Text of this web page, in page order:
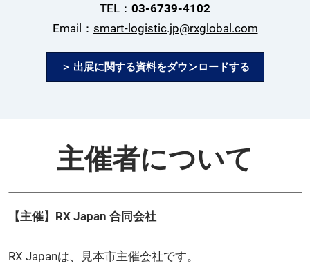
TEL： 03-6739-4102
Email： smart-logistic.jp@rxglobal.com
＞ 出展に関する資料をダウンロードする
主催者について
【主催】RX Japan 合同会社
RX Japanは、見本市主催会社です。